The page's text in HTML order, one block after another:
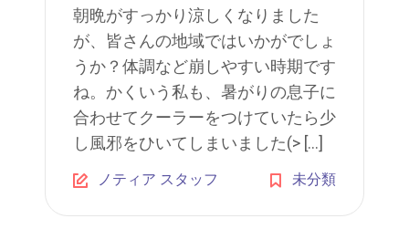
朝晩がすっかり涼しくなりました
が、皆さんの地域ではいかがでしょ
うか？体調など崩しやすい時期です
ね。かくいう私も、暑がりの息子に
合わせてクーラーをつけていたら少
し風邪をひいてしまいました(> […]
ノティア スタッフ 未分類